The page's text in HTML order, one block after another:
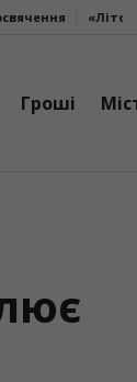
Люди. Сила»:
Гроші